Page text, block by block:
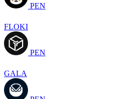
PEN
FLOKI
PEN
GALA